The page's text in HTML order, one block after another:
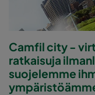
Camfil city -
ratkaisuja
suojelemme